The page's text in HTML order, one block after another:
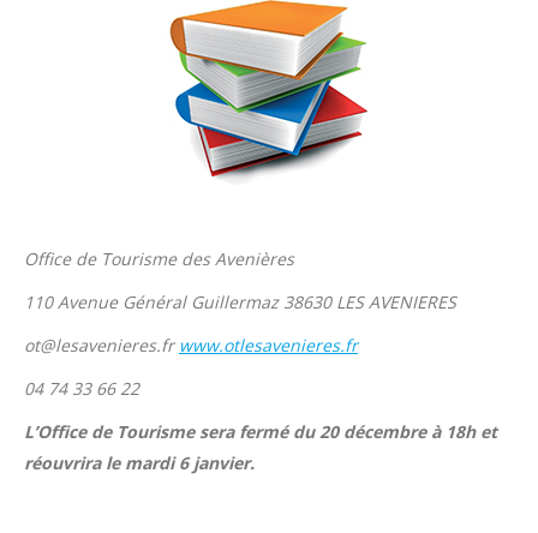
Office de Tourisme des Avenières
110 Avenue Général Guillermaz 38630 LES AVENIERES
ot@lesavenieres.fr www.otlesavenieres.fr
04 74 33 66 22
L’Office de Tourisme sera fermé du 20 décembre à 18h et
réouvrira le mardi 6 janvier.